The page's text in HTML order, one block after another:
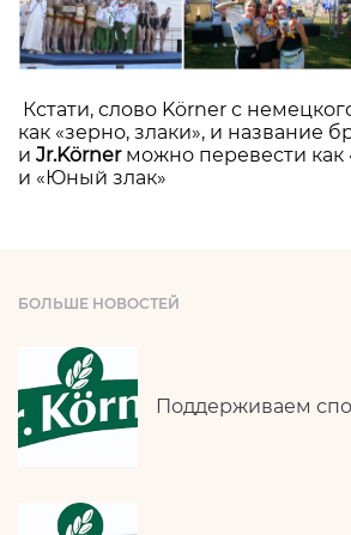
Кстати, слово Körner с
как «зерно, злаки», и название
и Jr.Körnerможно перевести как
и «Юный злак»
БОЛЬШЕ НОВОСТЕЙ
Поддерживаем